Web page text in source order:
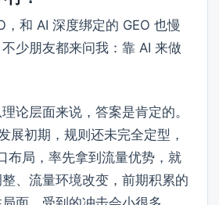
，和 AI 深度绑定的 GEO 也慢
少朋友都来问我：靠 AI 来做
论层面来说，答案是肯定的。
展初期，规则还未完全定型，
布局，率先拿到流量优势，就
、流量环境改变，前期积累的